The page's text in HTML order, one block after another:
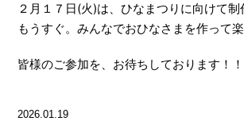
２月１７日(火)は、ひなまつりに向けて
もうすぐ。みんなでおひなさまを作って
皆様のご参加を、お待ちしております！！
2026.01.19